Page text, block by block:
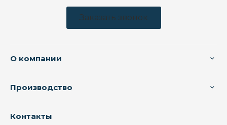
Заказать звонок
О компании
Производство
Контакты